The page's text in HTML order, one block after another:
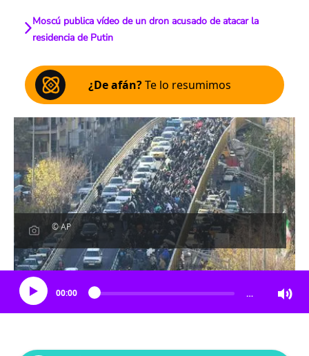
Moscú publica vídeo de un dron acusado de atacar la
residencia de Putin
¿De afán?Te lo resumimos
© AP
Escucha el artículo
00:00 …